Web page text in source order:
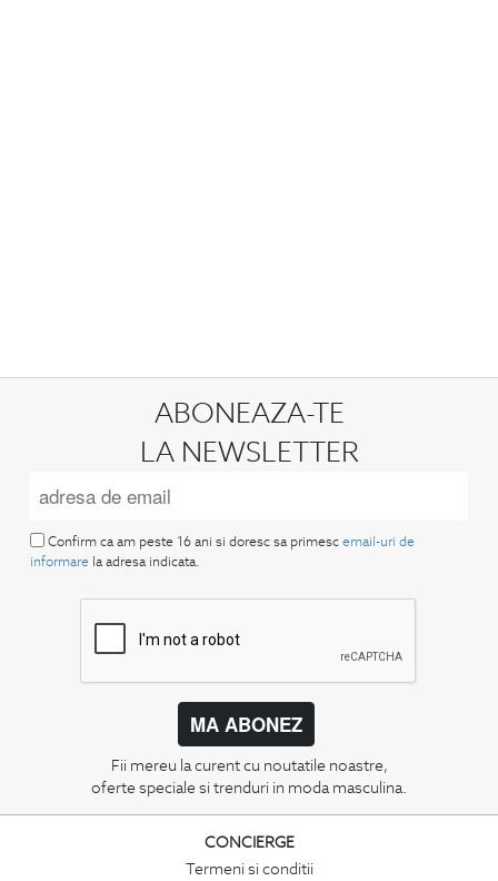
ABONEAZA-TE
LA NEWSLETTER
Confirm ca am peste 16 ani si doresc sa primesc email-uri de
informare la adresa indicata.
MA ABONEZ
Fii mereu la curent cu noutatile noastre,
oferte speciale si trenduri in moda masculina.
CONCIERGE
Termeni si conditii